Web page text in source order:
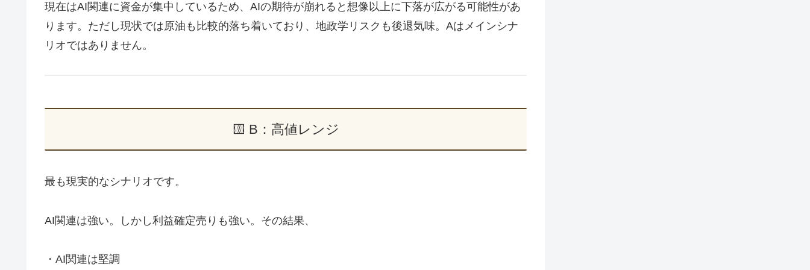
現在はAI関連に資金が集中しているため、AIの期待が崩れると想像以上に下落が広がる可能性があ
ります。ただし現状では原油も比較的落ち着いており、地政学リスクも後退気味。Aはメインシナ
リオではありません。
🟨 B：高値レンジ
最も現実的なシナリオです。
AI関連は強い。しかし利益確定売りも強い。その結果、
・AI関連は堅調